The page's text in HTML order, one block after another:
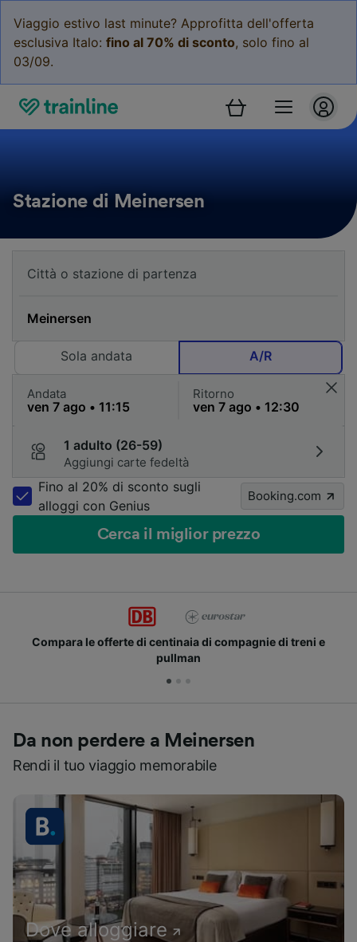
Viaggio estivo last minute? Approfitta dell'offerta
esclusiva Italo: fino al 70% di sconto, solo fino al
03/09.
Stazione di Meinersen
Sola andata A/R
Andata Ritorno
1 adulto (26-59)
Aggiungi carte fedeltà
Fino al 20% di sconto sugli
alloggi con Genius
Booking.com
Cerca il miglior prezzo
Compara le offerte di centinaia di compagnie di treni e
pullman
Da non perdere a Meinersen
Rendi il tuo viaggio memorabile
Dove alloggiare